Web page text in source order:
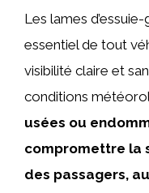
Les lames
essentiel de tout
visibilité claire et
conditions
usées ou
compromettre la
des passagers,